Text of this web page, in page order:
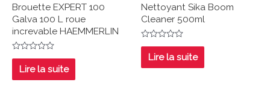
Brouette EXPERT 100
Galva 100 L roue
increvable HAEMMERLIN
Note
sur
5
Lire la suite
Nettoyant Sika Boom
Cleaner 500ml
Note
sur
5
Lire la suite